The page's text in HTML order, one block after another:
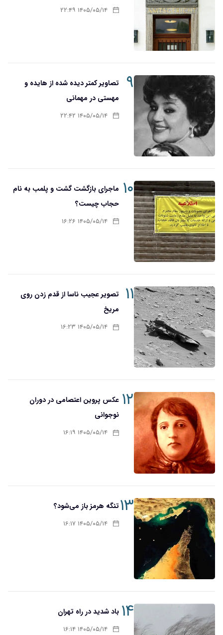
۱۴۰۵/۰۵/۱۴ ۲۲:۴۹
۹
تصاویر کمتر دیده شده از هایده و
مهستی در مهمانی
۱۴۰۵/۰۵/۱۴ ۲۲:۴۲
۱۰ ماجرای بازگشت گشت و پلمب به نام
حجاب چیست؟
۱۴۰۵/۰۵/۱۴ ۱۶:۲۶
۱۱
تصویر عجیب ناسا از قدم زدن روی
مریخ
۱۴۰۵/۰۵/۱۴ ۱۶:۲۳
۱۲ عکس پروین اعتصامی در دوران
نوجوانی
۱۴۰۵/۰۵/۱۴ ۱۶:۱۹
۱۳تنگه هرمز باز می‌شود؟
۱۴۰۵/۰۵/۱۴ ۱۶:۱۷
۱۴ باد شدید در راه تهران
۱۴۰۵/۰۵/۱۴ ۱۶:۱۴